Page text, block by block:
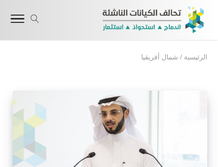
الرئيسية / شمال أفريقيا